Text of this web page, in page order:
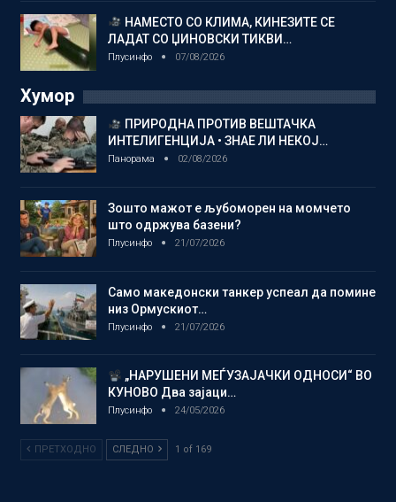
НАМЕСТО СО КЛИМА, КИНЕЗИТЕ СЕ
ЛАДАТ СО ЏИНОВСКИ ТИКВИ…
Плусинфо 07/08/2026
Хумор
ПРИРОДНА ПРОТИВ ВЕШТАЧКА
ИНТЕЛИГЕНЦИЈА • ЗНАЕ ЛИ НЕКОЈ…
Панорама 02/08/2026
Зошто мажот е љубоморен на момчето
што одржува базени?
Плусинфо 21/07/2026
Само македонски танкер успеал да помине
низ Ормускиот…
Плусинфо 21/07/2026
„НАРУШЕНИ МЕЃУЗАЈАЧКИ ОДНОСИ“ ВО
КУНОВО Два зајаци…
Плусинфо 24/05/2026
ПРЕТХОДНО СЛЕДНО 1 of 169